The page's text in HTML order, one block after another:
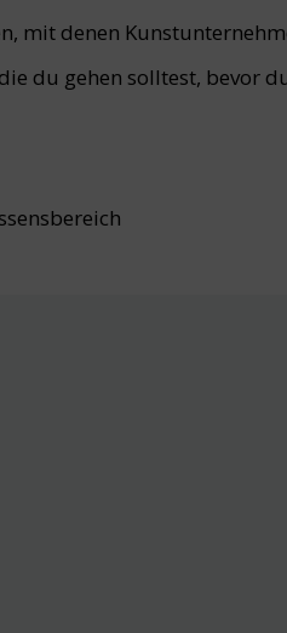
mit denen
du gehen solltest, bevor